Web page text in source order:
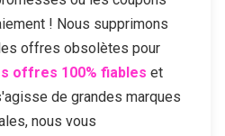
! Nous supprimons
offres obsolètes pour
offres 100% fiables et
de grandes marques
nous vous